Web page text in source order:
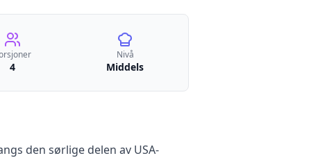
4
Nivå
Middels
den sørlige delen av USA-